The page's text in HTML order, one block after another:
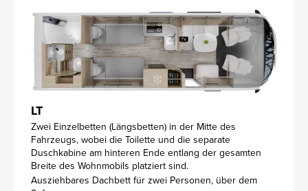
LT
Zwei Einzelbetten (Längsbetten) in der Mitte des
Fahrzeugs, wobei die Toilette und die separate
Duschkabine am hinteren Ende entlang der gesamten
Breite des Wohnmobils platziert sind.
Ausziehbares Dachbett für zwei Personen, über dem